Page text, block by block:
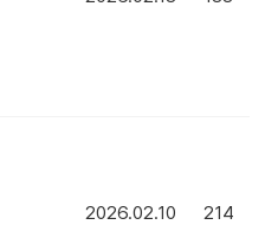
2026.02.10 214